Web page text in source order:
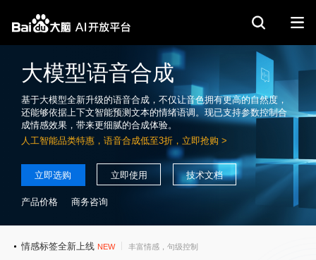
大模型语音合成
基于大模型全新升级的语音合成，不仅让音色拥有更高的自然度，
还能够依据上下文智能预测文本的情绪语调。现已支持参数控制合
成情感效果，带来更细腻的合成体验。
人工智能品类特惠，语音合成低至3折 ，立即抢购 >
立即选购 立即使用 技术文档
产品价格 商务咨询
情感标签全新上线 NEW 丰富情感，句级控制